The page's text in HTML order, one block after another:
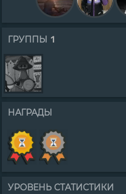
ГРУППЫ 1
НАГРАДЫ
УРОВЕНЬ СТАТИСТИКИ